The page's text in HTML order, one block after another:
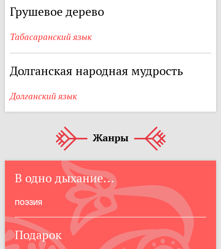
Грушевое дерево
Табасаранский язык
Долганская народная мудрость
Долганский язык
Жанры
В одно дыхание...
ПОЭЗИЯ
Подарок